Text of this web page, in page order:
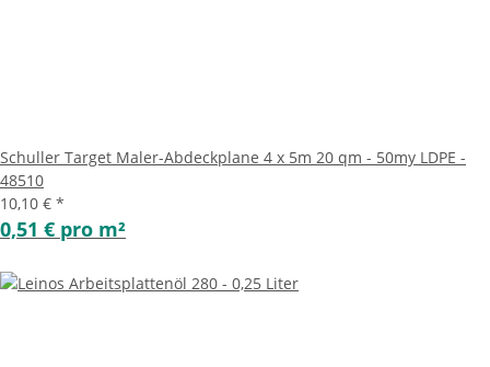
Schuller Target Maler-Abdeckplane 4 x 5m 20 qm - 50my LDPE -
48510
10,10 € *
0,51 € pro m²